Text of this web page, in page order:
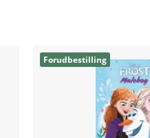
Forudbestilling